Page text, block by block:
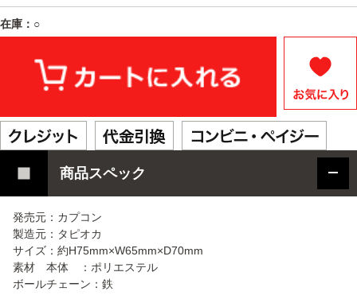
在庫：○
商品スペック
発売元：カプコン
製造元：タピオカ
サイズ：約H75mm×W65mm×D70mm
素材 本体 ：ポリエステル
ボールチェーン：鉄